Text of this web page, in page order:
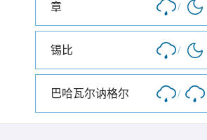
章 /
锡比 /
巴哈瓦尔讷格尔 /